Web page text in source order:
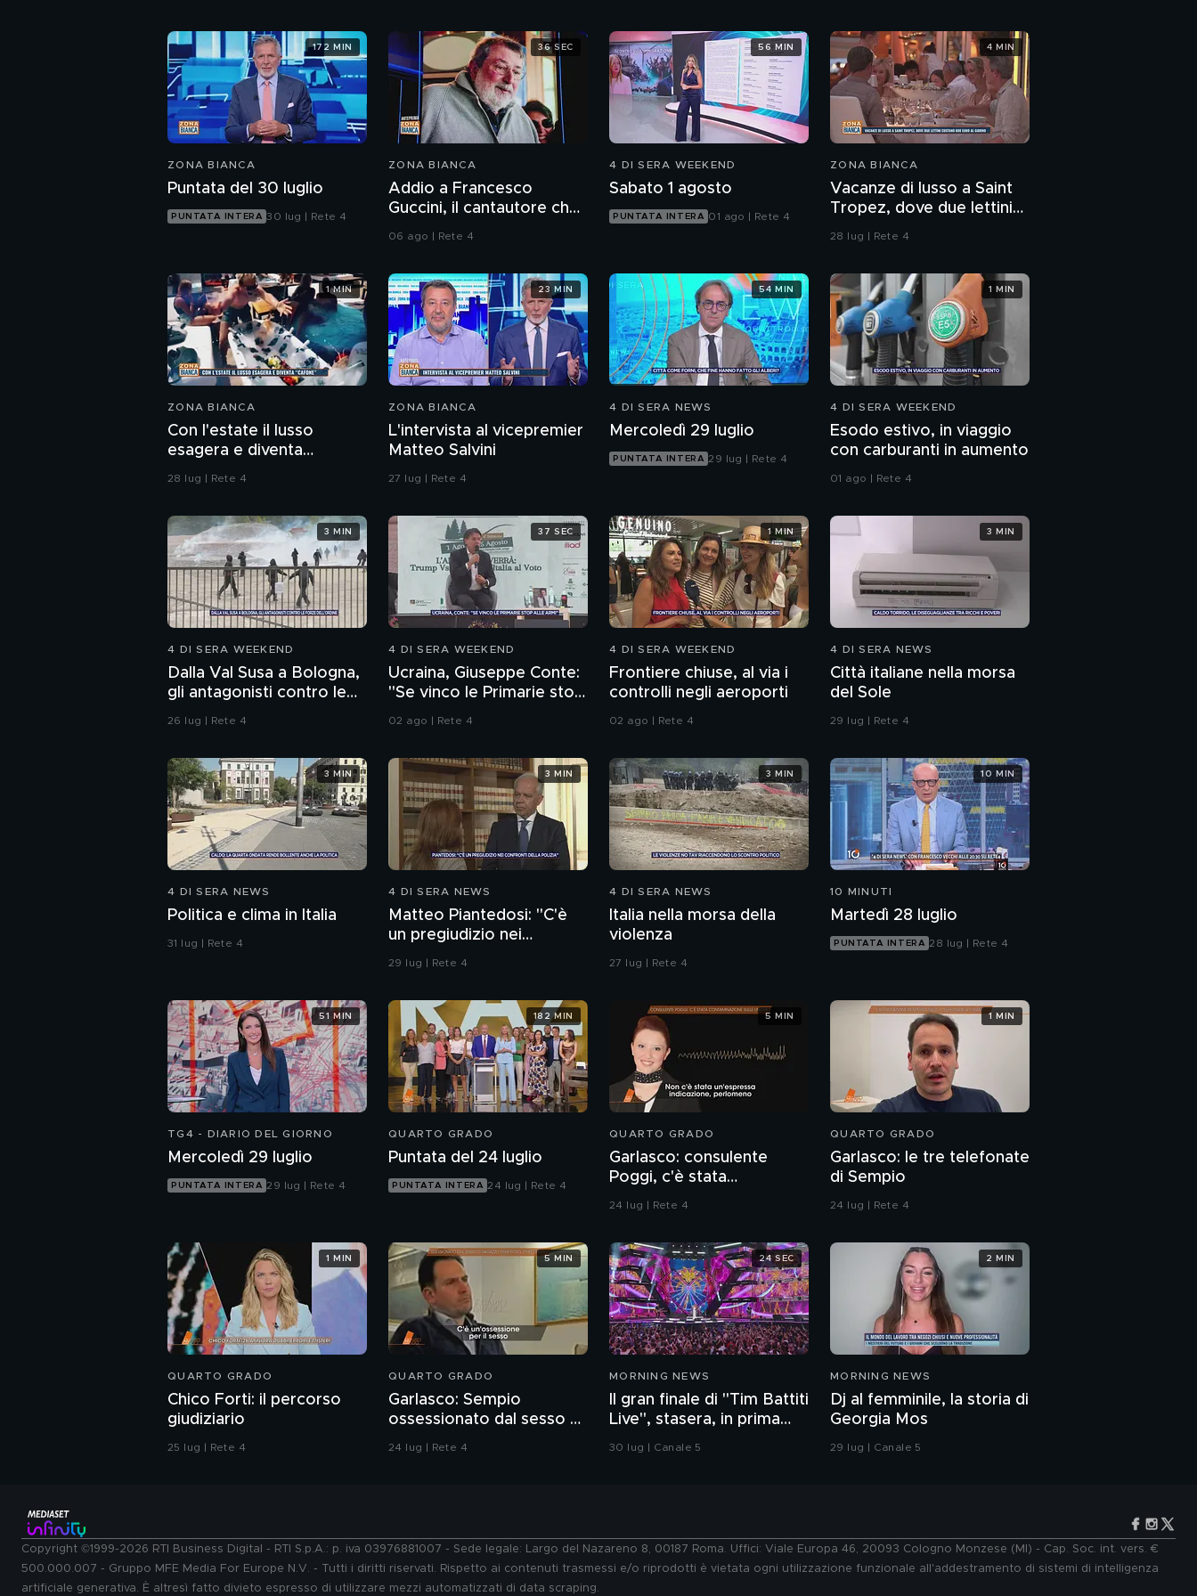
San Patrignano,
prevenzione contro le
dipendenze
ZONA BIANCA
Puntata del 30 luglio
PUNTATA INTERA 30 lug | Rete 4
172 MIN
ZONA BIANCA
Addio a Francesco
Guccini, il cantautore che
ha raccontato l'Italia
06 ago | Rete 4
36 SEC
4 DI SERA WEEKEND
Sabato 1 agosto
PUNTATA INTERA 01 ago | Rete 4
56 MIN
ZONA BIANCA
Vacanze di lusso a Saint
Tropez, dove due lettini
costano 800 euro al
28 lug | Rete 4
4 MIN
ZONA BIANCA
Con l'estate il lusso
esagera e diventa
"cafone"
28 lug | Rete 4
1 MIN
ZONA BIANCA
L'intervista al vicepremier
Matteo Salvini
27 lug | Rete 4
23 MIN
4 DI SERA NEWS
Mercoledì 29 luglio
PUNTATA INTERA 29 lug | Rete 4
54 MIN
4 DI SERA WEEKEND
Esodo estivo, in viaggio
con carburanti in aumento
01 ago | Rete 4
1 MIN
4 DI SERA WEEKEND
Dalla Val Susa a Bologna,
gli antagonisti contro le
forze dell'ordine
26 lug | Rete 4
3 MIN
4 DI SERA WEEKEND
Ucraina, Giuseppe Conte:
"Se vinco le Primarie stop
alle armi"
02 ago | Rete 4
37 SEC
4 DI SERA WEEKEND
Frontiere chiuse, al via i
controlli negli aeroporti
02 ago | Rete 4
1 MIN
4 DI SERA NEWS
Città italiane nella morsa
del Sole
29 lug | Rete 4
3 MIN
4 DI SERA NEWS
Politica e clima in Italia
31 lug | Rete 4
3 MIN
4 DI SERA NEWS
Matteo Piantedosi: "C'è
un pregiudizio nei
confronti della polizia"
29 lug | Rete 4
3 MIN
4 DI SERA NEWS
Italia nella morsa della
violenza
27 lug | Rete 4
3 MIN
10 MINUTI
Martedì 28 luglio
PUNTATA INTERA 28 lug | Rete 4
10 MIN
TG4 - DIARIO DEL GIORNO
Mercoledì 29 luglio
PUNTATA INTERA 29 lug | Rete 4
51 MIN
QUARTO GRADO
Puntata del 24 luglio
PUNTATA INTERA 24 lug | Rete 4
182 MIN
QUARTO GRADO
Garlasco: consulente
Poggi, c'è stata
contaminazione sulle
24 lug | Rete 4
5 MIN
QUARTO GRADO
Garlasco: le tre telefonate
di Sempio
24 lug | Rete 4
1 MIN
QUARTO GRADO
Chico Forti: il percorso
giudiziario
25 lug | Rete 4
1 MIN
QUARTO GRADO
Garlasco: Sempio
ossessionato dal sesso o
ragazzo rispettoso?
24 lug | Rete 4
5 MIN
MORNING NEWS
Il gran finale di "Tim Battiti
Live", stasera, in prima
serata, su Canale 5
30 lug | Canale 5
24 SEC
MORNING NEWS
Dj al femminile, la storia di
Georgia Mos
29 lug | Canale 5
2 MIN
Copyright ©1999-2026 RTI Business Digital - RTI S.p.A.: p. iva 03976881007 - Sede legale: Largo del Nazareno 8, 00187 Roma. Uffici: Viale Europa 46, 20093 Cologno Monzese (MI) - Cap. Soc. int. vers. €
500.000.007 - Gruppo MFE Media For Europe N.V. - Tutti i diritti riservati. Rispetto ai contenuti trasmessi e/o riprodotti è vietata ogni utilizzazione funzionale all'addestramento di sistemi di intelligenza
artificiale generativa. È altresì fatto divieto espresso di utilizzare mezzi automatizzati di data scraping.